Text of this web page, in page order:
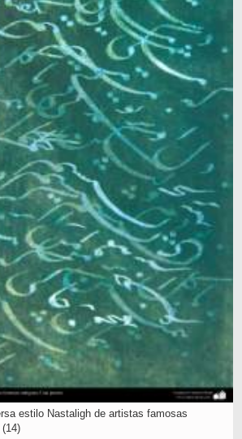
estilo Nastaligh de artistas famosas